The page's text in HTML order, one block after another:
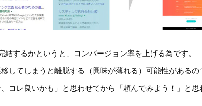
結するかというと、コンバージョン率を上げる為です。
してしまうと離脱する（興味が薄れる）可能性があるの
コレ良いかも」と思わせてから「頼んでみよう！」と